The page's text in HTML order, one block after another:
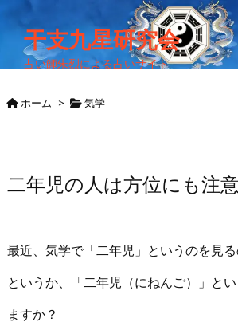
干支九星研究会
占い師朱烈による占いサイト
ホーム > 気学
二年児の人は方位にも注
最近、気学で「二年児」というのを見
というか、「二年児（にねんご）」と
ますか？